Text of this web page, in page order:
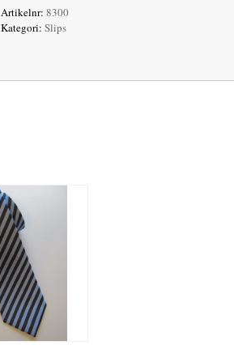
Artikelnr: 8300
Kategori: Slips